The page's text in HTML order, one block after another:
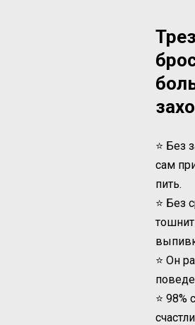
⭐ Без
сам
пить.
⭐ Без
⭐ Он
⭐